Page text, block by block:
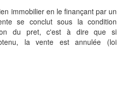
immobilier en le finançant par un
se conclut sous la condition
du pret, c'est à dire que si
la vente est annulée (loi